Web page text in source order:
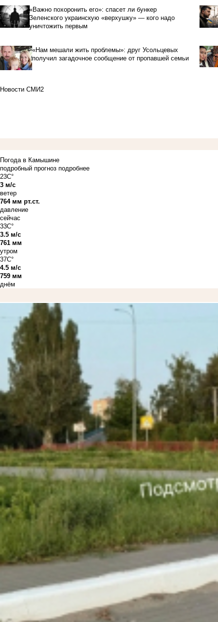
«Важно похоронить его»: спасет ли бункер
Зеленского украинскую «верхушку» — кого надо
уничтожить первым
«Нам мешали жить проблемы»: друг Усольцевых
получил загадочное сообщение от пропавшей семьи
Новости СМИ2
Погода в Камышине
подробный прогноз подробнее
23C°
3 м/с
ветер
764 мм рт.ст.
давление
сейчас
33C°
3.5 м/с
761 мм
утром
37C°
4.5 м/с
759 мм
днём